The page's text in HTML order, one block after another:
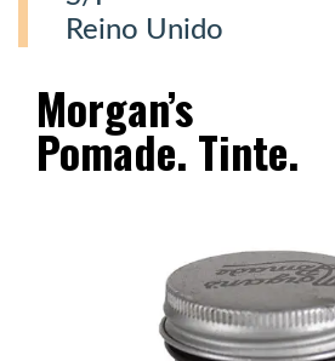
Reino Unido
Morgan’s
Pomade. Tinte.